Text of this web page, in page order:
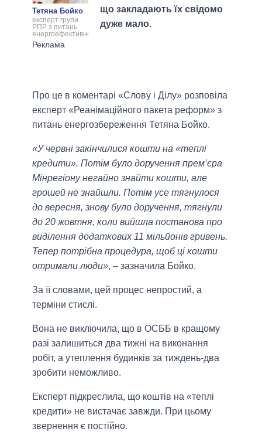
Тетяна Бойко
експерт групи
РПР з питань
енергоефективності
що закладають їх свідомо
дуже мало.
Про це в коментарі «Слову і Ділу» розповіла
експерт «Реанімаційного пакета реформ» з
питань енергозбереження Тетяна Бойко.
«У червні закінчилися кошти на «теплі
кредити». Потім було доручення прем’єра
Мінрегіону негайно знайти кошти, але
грошей не знайшли. Потім усе тягнулося
до вересня, знову було доручення, тягнули
до 20 жовтня, коли вийшла постанова про
виділення додаткових 11 мільйонів гривень.
Тепер потрібна процедура, щоб ці кошти
отримали люди», – зазначила Бойко.
За її словами, цей процес непростий, а
терміни стислі.
Вона не виключила, що в ОСББ в кращому
разі залишиться два тижні на виконання
робіт, а утеплення будинків за тиждень-два
зробити неможливо.
Експерт підкреслила, що коштів на «теплі
кредити» не вистачає завжди. При цьому
звернення є постійно.